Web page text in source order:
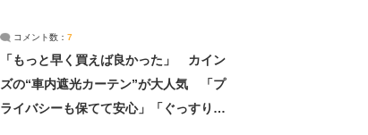
コメント数： 7
「もっと早く買えば良かった」 カイン
ズの“車内遮光カーテン”が大人気 「プ
ライバシーも保てて安心」「ぐっすり眠